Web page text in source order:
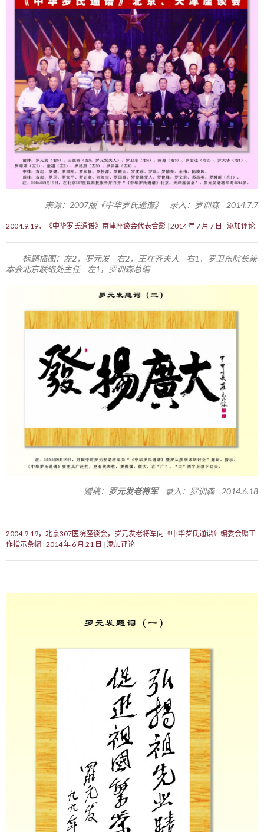
来源：2007版《中华罗氏通谱》 录入：罗训森 2014.7.7
2004.9.19，《中华罗氏通谱》京津座谈会代表合影 2014 年 7 月 7 日 添加评论
标题插图：左2，罗元发 右2，王在齐夫人 右1，罗卫东院长兼
本会北京联络处主任 左1，罗训森总编
赠稿： 罗元发老将军录入：罗训森 2014.6.18
2004.9.19，北京307医院座谈会，罗元发老将军向《中华罗氏通谱》编委会赠工
作指示条幅 2014 年 6 月 21 日 添加评论